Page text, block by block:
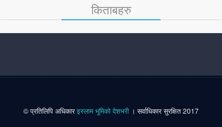
किताबहरु
© प्रतिलिपि अधिकारइस्लाम भूमिको देशभरी । सर्वाधिकार सुरक्षित 2017